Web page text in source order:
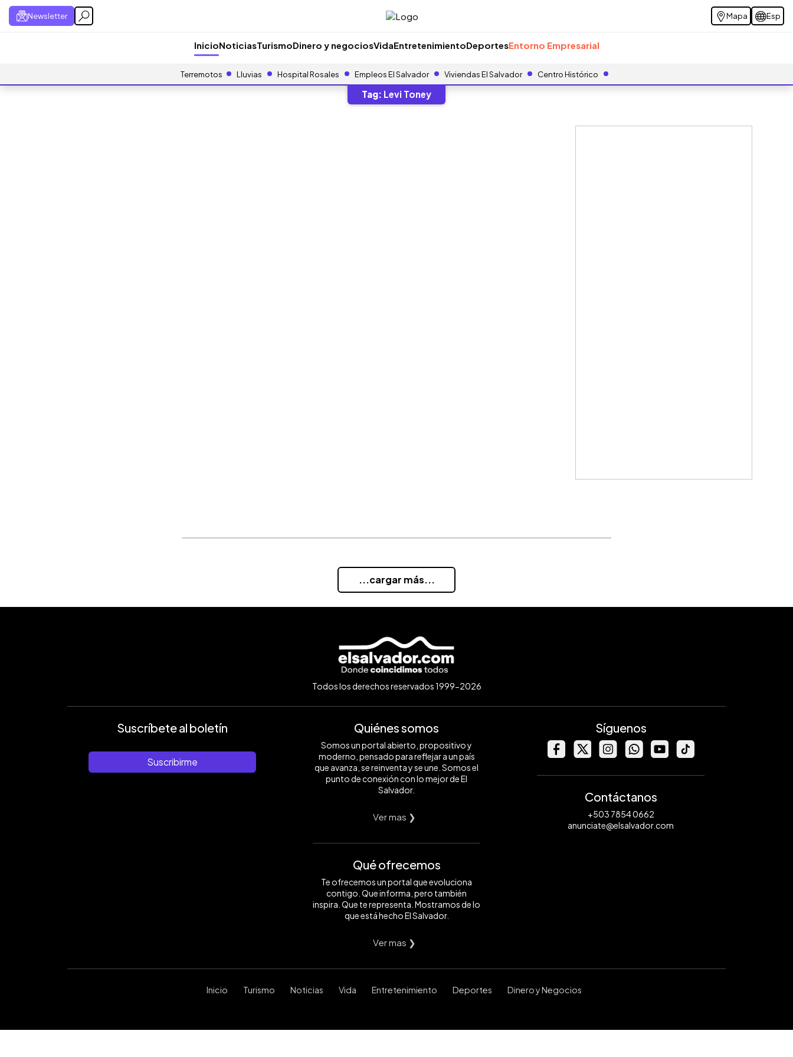
Newsletter Mapa Esp
InicioNoticiasTurismoDinero y negociosVidaEntretenimientoDeportesEntorno Empresarial
Terremotos Lluvias Hospital Rosales Empleos El Salvador Viviendas El Salvador Centro Histórico
Tag: Levi Toney
...cargar más...
Todos los derechos reservados 1999-2026
Suscríbete al boletín
Suscribirme
Quiénes somos
Somos un portal abierto, propositivo y
moderno, pensado para reflejar a un país
que avanza, se reinventa y se une. Somos el
punto de conexión con lo mejor de El
Salvador.
Ver mas ❯
Qué ofrecemos
Te ofrecemos un portal que evoluciona
contigo. Que informa, pero también
inspira. Que te representa. Mostramos de lo
que está hecho El Salvador.
Ver mas ❯
Síguenos
Contáctanos
+503 7854 0662
anunciate@elsalvador.com
Inicio Turismo Noticias Vida Entretenimiento Deportes Dinero y Negocios